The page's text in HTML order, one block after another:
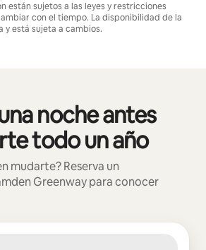
están sujetos a las leyes y restricciones
con el tiempo. La disponibilidad de la
y está sujeta a cambios.
noche antes
todo un año
mudarte? Reserva un
Greenway para conocer